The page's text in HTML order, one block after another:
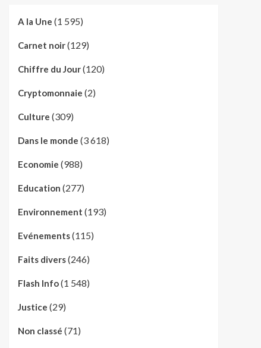
A la Une (1 595)
Carnet noir(129)
Chiffre du Jour(120)
Cryptomonnaie (2)
Culture (309)
Dans le monde (3 618)
Economie (988)
Education (277)
Environnement (193)
Evénements(115)
Faits divers(246)
Flash Info(1 548)
Justice (29)
Non classé (71)